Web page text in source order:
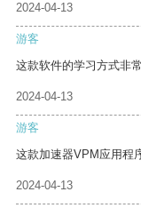
2024-04-13
游客
这款软件的学习方式非
2024-04-13
游客
这款加速器VPM应用程
2024-04-13